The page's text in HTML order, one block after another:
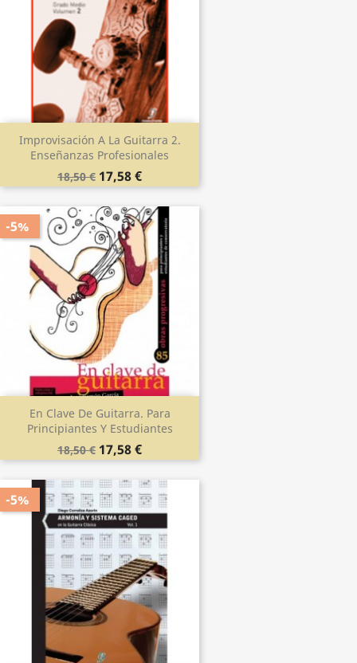
Improvisación A La Guitarra 2.
Enseñanzas Profesionales
18,50 € 17,58 €
En Clave De Guitarra. Para
Principiantes Y Estudiantes
18,50 € 17,58 €
-5%
-5%